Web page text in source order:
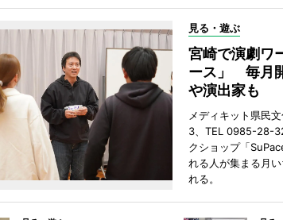
見る・遊ぶ
宮崎で演劇ワ
ース」 毎月
や演出家も
メディキット県民
3、TEL 0985-28-
クショップ「
れる人が集まる月
れる。